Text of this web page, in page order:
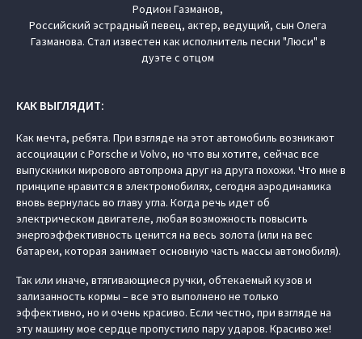
Родион Газманов,
Российский эстрадный певец, актер, ведущий, сын Олега
Газманова. Стал известен как исполнитель песни "Люси" в
дуэте с отцом
КАК ВЫГЛЯДИТ:
Как мечта, ребята. При взгляде на этот автомобиль возникают
ассоциации с Porsche и Volvo, но что вы хотите, сейчас все
выпускники мирового автопрома друг на друга похожи. Что мне в
принципе нравится в электромобилях, сегодня аэродинамика
вновь вернулась во главу угла. Когда речь идет об
электрическом двигателе, любая возможность повысить
энергоэффективность ценится на весь золота (или на вес
батареи, которая занимает основную часть массы автомобиля).
Так или иначе, втягивающиеся ручки, обтекаемый кузов и
зализанность кормы – все это выполнено не только
эффективно, но и очень красиво. Если честно, при взгляде на
эту машину мое сердце пропустило пару ударов. Красиво же!